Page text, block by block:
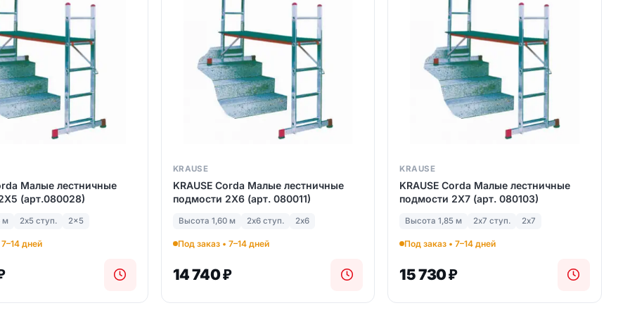
вашу задачу — за 15 минут.
Получить расчёт
Написать в Telegram
Малые лестничные
(арт.080028)
м 2х5 ступ. 2x5
дней
KRAUSE
KRAUSE Corda Малые лестничные
подмости 2Х6 (арт. 080011)
Высота 1,60 м 2х6 ступ. 2х6
Под заказ • 7–14 дней
14 740₽
KRAUSE
KRAUSE Corda Малые лестничные
подмости 2Х7 (арт. 080103)
Высота 1,85 м 2х7 ступ. 2х7
Под заказ • 7–14 дней
15 730₽